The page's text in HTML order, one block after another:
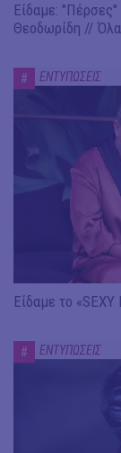
Είδαμε:
Θεοδωρίδη // Όλα
# ΕΝΤΥΠΩΣΕΙΣ
Είδαμε το «SEXY
# ΕΝΤΥΠΩΣΕΙΣ